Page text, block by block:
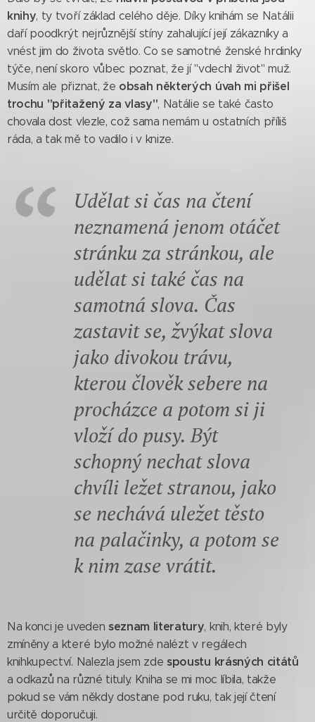
knihy, ty tvoří základ celého děje. Díky knihám se Natálii
daří poodkrýt nejrůznější stíny zahalující její zákazníky a
vnést jim do života světlo. Co se samotné ženské hrdinky
týče, není skoro vůbec poznat, že jí "vdechl život" muž.
Musím ale přiznat, že obsah některých úvah mi přišel
trochu "přitažený za vlasy", Natálie se také často
chovala dost vlezle, což sama nemám u ostatních příliš
ráda, a tak mě to vadilo i v knize.
Udělat si čas na čtení
neznamená jenom otáčet
stránku za stránkou, ale
udělat si také čas na
samotná slova. Čas
zastavit se, žvýkat slova
jako divokou trávu,
kterou člověk sebere na
procházce a potom si ji
vloží do pusy. Být
schopný nechat slova
chvíli ležet stranou, jako
se nechává uležet těsto
na palačinky, a potom se
k nim zase vrátit.
Na konci je uveden seznam literatury, knih, které byly
zmíněny a které bylo možné nalézt v regálech
knihkupectví. Nalezla jsem zde spoustu krásných citátů
a odkazů na různé tituly. Kniha se mi moc líbila, takže
pokud se vám někdy dostane pod ruku, tak její čtení
určitě doporučuji.